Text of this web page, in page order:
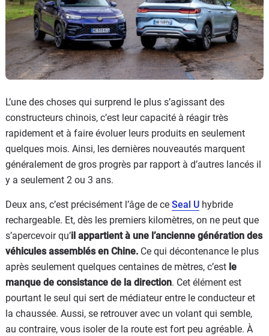
L’une des choses qui surprend le plus s’agissant des
constructeurs chinois, c’est leur capacité à réagir très
rapidement et à faire évoluer leurs produits en seulement
quelques mois. Ainsi, les dernières nouveautés marquent
généralement de gros progrès par rapport à d’autres lancés il
y a seulement 2 ou 3 ans.
Deux ans, c’est précisément l’âge de ce Seal U hybride
rechargeable. Et, dès les premiers kilomètres, on ne peut que
s’apercevoir qu’il appartient à une l’ancienne génération des
véhicules assemblés en Chine. Ce qui décontenance le plus
après seulement quelques centaines de mètres, c’est le
manque de consistance de la direction. Cet élément est
pourtant le seul qui sert de médiateur entre le conducteur et
la chaussée. Aussi, se retrouver avec un volant qui semble,
au contraire, vous isoler de la route est fort peu agréable. À